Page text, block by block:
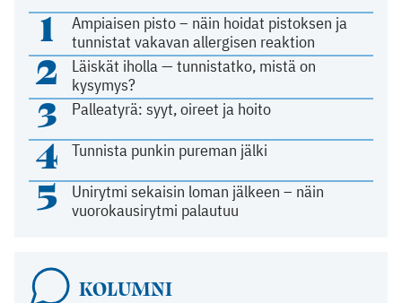
1
Ampiaisen pisto – näin hoidat pistoksen ja
tunnistat vakavan allergisen reaktion
2
Läiskät iholla — tunnistatko, mistä on
kysymys?
3 Palleatyrä: syyt, oireet ja hoito
4 Tunnista punkin pureman jälki
5
Unirytmi sekaisin loman jälkeen – näin
vuorokausirytmi palautuu
KOLUMNI